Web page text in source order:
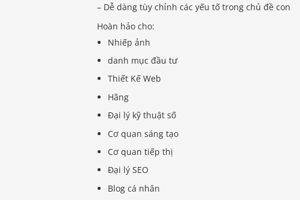
– Dễ dàng tùy chỉnh các yếu tố trong chủ đề con
Hoàn hảo cho:
Nhiếp ảnh
danh mục đầu tư
Thiết Kế Web
Hãng
Đại lý kỹ thuật số
Cơ quan sáng tạo
Cơ quan tiếp thị
Đại lý SEO
Blog cá nhân